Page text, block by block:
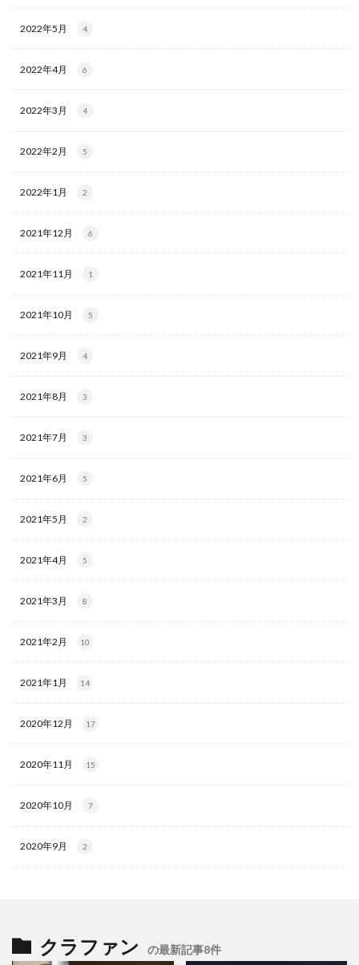
2022年5月 4
2022年4月 6
2022年3月 4
2022年2月 5
2022年1月 2
2021年12月 6
2021年11月 1
2021年10月 5
2021年9月 4
2021年8月 3
2021年7月 3
2021年6月 5
2021年5月 2
2021年4月 5
2021年3月 8
2021年2月 10
2021年1月 14
2020年12月 17
2020年11月 15
2020年10月 7
2020年9月 2
クラファン の最新記事8件